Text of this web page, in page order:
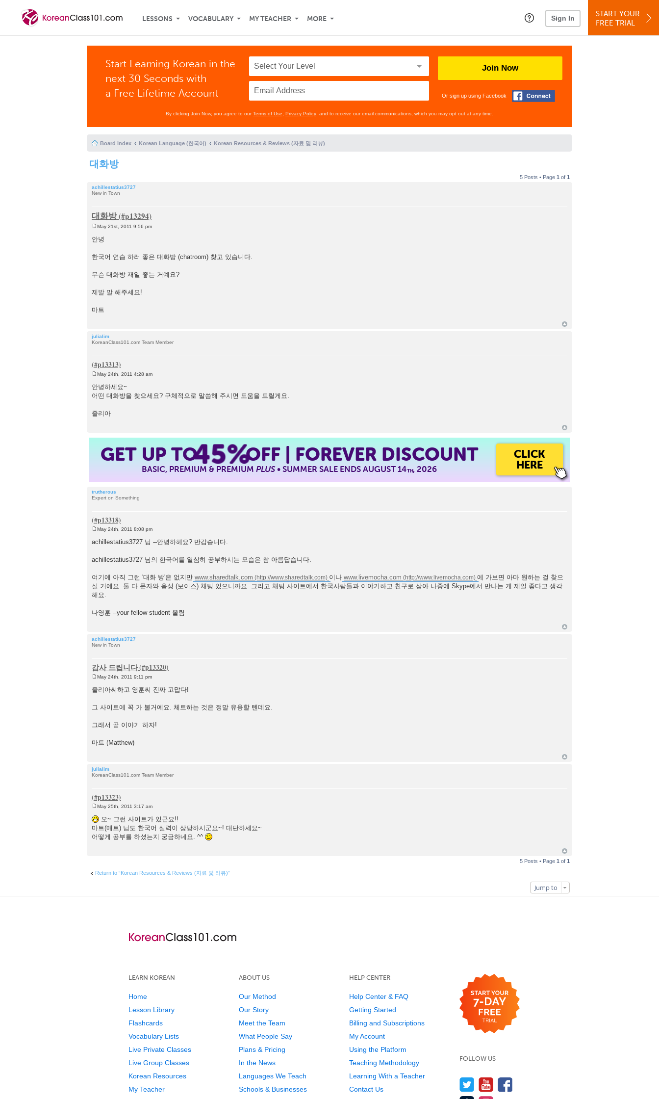
LESSONS VOCABULARY MY TEACHER MORE Sign In
START YOUR
FREE TRIAL
Start Learning Korean in the
next 30 Seconds with
a Free Lifetime Account
Join Now
Or sign up using Facebook
By clicking Join Now, you agree to ourTerms of Use Privacy Policy , and to receive our email communications, which you may opt out at any time.
Board index Korean Language (한국어) Korean Resources & Reviews (자료 및 리뷰)
대화방
5 Posts • Page 1 of 1
achillestatius3727
New in Town
대화방
o
s
May 21st, 2011 9:56 pm
안녕
한국어 연습 하러 좋은 대화방 (chatroom) 찾고 있습니다.
무슨 대화방 재일 좋는 거예요?
제발 말 해주세요!
마트
julialim
KoreanClass101.com Team Member
o
s
May 24th, 2011 4:28 am
안녕하세요~
어떤 대화방을 찾으세요? 구체적으로 말씀해 주시면 도움을 드릴게요.
줄리아
GET UP TO45%OFF | FOREVER DISCOUNT
BASIC, PREMIUM & PREMIUMPLUS• SUMMER SALE ENDS AUGUST 14TH, 2026
CLICK
HERE
trutherous
Expert on Something
o
s
May 24th, 2011 8:08 pm
achillestatius3727 님 --안녕하헤요? 반갑습니다.
achillestatius3727 님의 한국어를 열심히 공부하시는 모습은 참 아름답습니다.
여기에 아직 그런 '대화 방'은 없지만 www.sharedtalk.com 이나 www.livemocha.com
에 가보면 아마 원하는 걸 찾으
실 거에요. 둘 다 문자와 음성 (보이스) 채팅 있으니까요. 그리고 채팅 사이트에서 한국사람들과 이야기하고 친구로 삼아 나중에 Skype에서 만나는 게 제일 좋다고 생각
해요.
나영훈 --your fellow student 올림
achillestatius3727
New in Town
감사 드립니다
o
s
May 24th, 2011 9:11 pm
줄리아씨하고 영훈씨 진짜 고맙다!
그 사이트에 꼭 가 볼거예요. 체트하는 것은 정말 유용할 텐데요.
그래서 곧 이야기 하자!
마트 (Matthew)
julialim
KoreanClass101.com Team Member
o
s
t
May 25th, 2011 3:17 am
오~ 그런 사이트가 있군요!!
마트(매트) 님도 한국어 실력이 상당하시군요~! 대단하세요~
어떻게 공부를 하셨는지 궁금하네요. ^^
5 Posts • Page 1 of 1
Return to “Korean Resources & Reviews (자료 및 리뷰)”
Jump to
LEARN KOREAN
Home
Lesson Library
Flashcards
Vocabulary Lists
Live Private Classes
Live Group Classes
Korean Resources
My Teacher
ABOUT US
Our Method
Our Story
Meet the Team
What People Say
Plans & Pricing
In the News
Languages We Teach
Schools & Businesses
HELP CENTER
Help Center & FAQ
Getting Started
Billing and Subscriptions
My Account
Using the Platform
Teaching Methodology
Learning With a Teacher
Contact Us
FOLLOW US